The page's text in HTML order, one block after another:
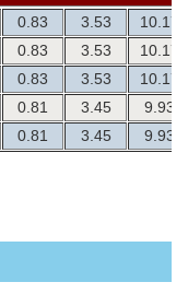
0.83 3.53
10.17
0.83 3.53
10.17
0.83 3.53
10.17
0.81 3.45
9.93
0.81 3.45 9.93